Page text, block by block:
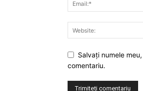
Salvaţi numele
comentariu.